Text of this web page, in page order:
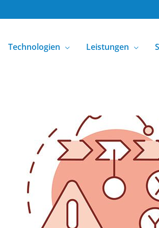
Technologien Leistungen